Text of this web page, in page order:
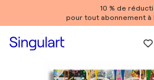
10 % de
pour tout abonnement à